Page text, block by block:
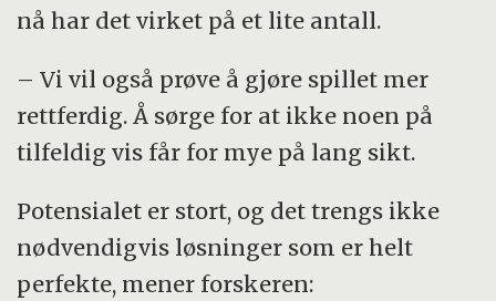
nå har det virket på et lite antall.
– Vi vil også prøve å gjøre spillet mer
rettferdig. Å sørge for at ikke noen på
tilfeldig vis får for mye på lang sikt.
Potensialet er stort, og det trengs ikke
nødvendigvis løsninger som er helt
perfekte, mener forskeren: